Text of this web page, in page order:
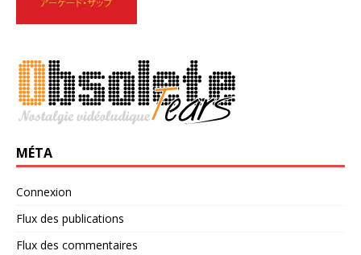
MÉTA
Connexion
Flux des publications
Flux des commentaires